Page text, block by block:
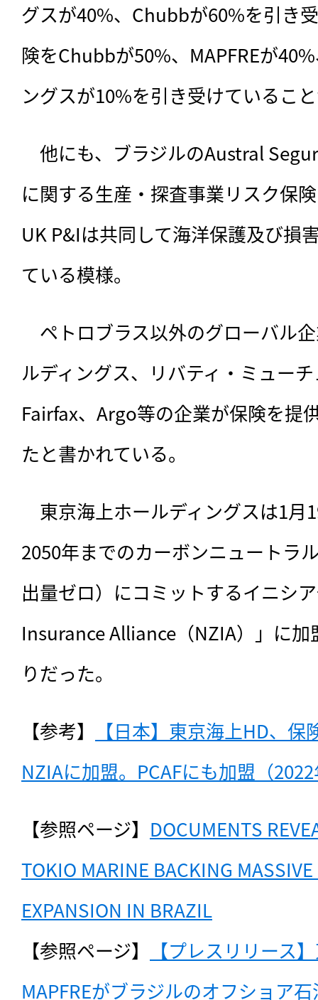
グスが40%、Chubbが60%を引き
険をChubbが50%、MAPFREが
ングスが10%を引き受けているこ
他にも、ブラジルのAustral
に関する生産・探査事業リスク保
UK P&Iは共同して海洋保護及び損
ている模様。
ペトロブラス以外のグローバル
ルディングス、リバティ・ミュー
Fairfax、Argo等の企業が保険を提
たと書かれている。
東京海上ホールディングスは1月
2050年までのカーボンニュートラ
出量ゼロ）にコミットするイニシ
Insurance Alliance（NZIA）」に
りだった。
【参考】
【日本】東京海上HD、
NZIAに加盟。PCAFにも加盟（
【参照ページ】 DOCUMENTS
TOKIO MARINE BACKING
EXPANSION IN BRAZIL
【参照ページ】
【プレスリリース
MAPFREがブラジルのオフショア